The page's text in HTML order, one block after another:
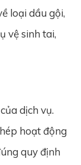
loại dầu gội,
vệ sinh tai,
dịch vụ.
hoạt động
quy định